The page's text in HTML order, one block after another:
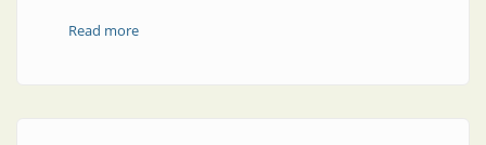
Read moreabout En mayo: ciclo de webinars sobre cables y